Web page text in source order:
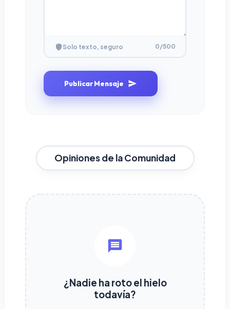
Solo texto, seguro 0/500
Publicar Mensaje
Opiniones de la Comunidad
¿Nadie ha roto el hielo
todavía?